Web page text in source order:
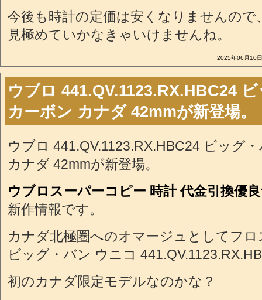
今後も時計の定価は安くなりませんの
見極めていかなきゃいけませんね。
2025年06月10
ウブロ 441.QV.1123.RX.HBC24
カーボン カナダ 42mmが新登場。
ウブロ 441.QV.1123.RX.HBC24 ビッグ
カナダ 42mmが新登場。
ウブロスーパーコピー 時計 代金引換優
新作情報です。
カナダ北極圏へのオマージュとしてフ
ビッグ・バン ウニコ
初のカナダ限定モデルなのかな？